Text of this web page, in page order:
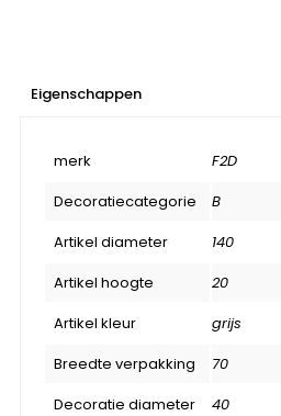
Eigenschappen
merk
F2D
Decoratiecategorie
B
Artikel diameter
140
Artikel hoogte
20
Artikel kleur
grijs
Breedte verpakking
70
Decoratie diameter
40